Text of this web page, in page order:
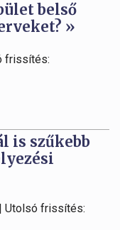
belső
»
frissítés:
is szűkebb
Utolsó frissítés: